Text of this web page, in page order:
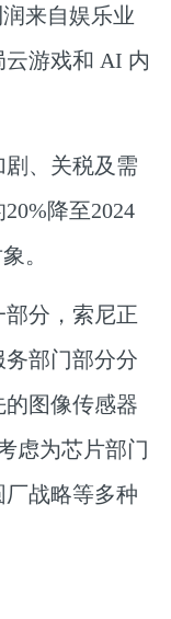
来自娱乐业
游戏和 AI 内
、关税及需
降至2024
。
分，索尼正
部门部分分
图像传感器
虑为芯片部门
战略等多种